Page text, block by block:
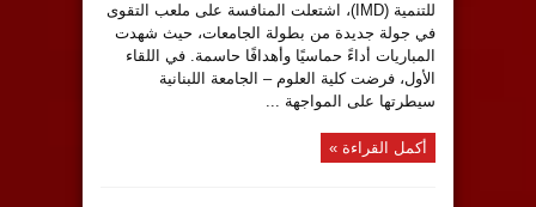
للتنمية (IMD)، اشتعلت المنافسة على ملعب التقوى
في جولة جديدة من بطولة الجامعات، حيث شهدت
المباريات أداءً حماسيًا وأهدافًا حاسمة. في اللقاء
الأول، فرضت كلية العلوم – الجامعة اللبنانية
سيطرتها على المواجهة ...
أكمل القراءة »